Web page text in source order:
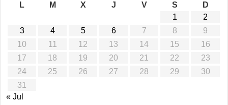
L
M X J V S
D
1
2
3
4 5 6 7 8
9
10
11 12 13 14 15
16
17
18 19 20 21 22
23
24
25 26 27 28 29
30
31
« Jul